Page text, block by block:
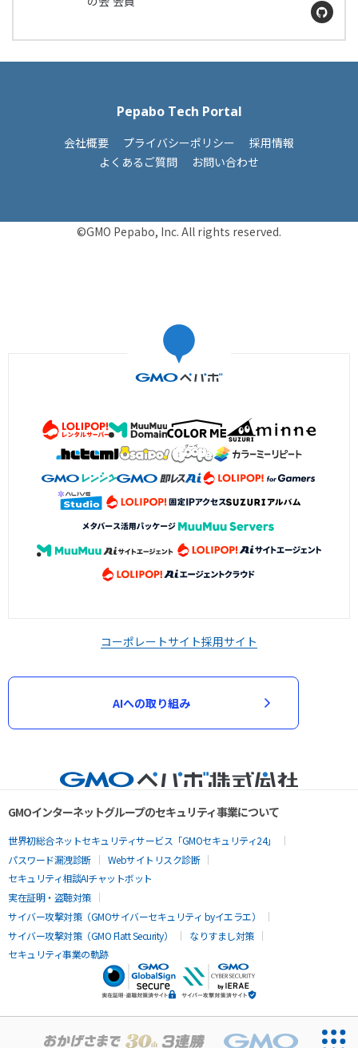
Pepabo Tech Portal
会社概要 プライバシーポリシー
採用情報
よくあるご質問
お問い合わせ
©GMO Pepabo, Inc. All rights reserved.
コーポレートサイト採用サイト
AIへの取り組み
GMOインターネットグループのセキュリティ事業について
世界初総合ネットセキュリティサービス「GMOセキュリティ24」
パスワード漏洩診断
Webサイトリスク診断
セキュリティ相談AIチャットボット
実在証明・盗聴対策
サイバー攻撃対策（GMOサイバーセキュリティ byイエラエ）
サイバー攻撃対策（GMO Flatt Security）
なりすまし対策
セキュリティ事業の軌跡